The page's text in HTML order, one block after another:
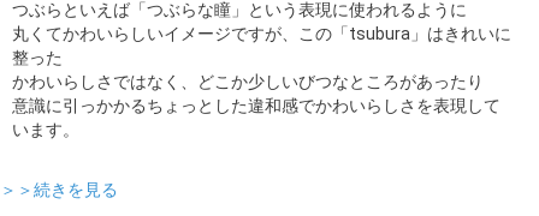
つぶらといえば「つぶらな瞳」という表現に使われるように
丸くてかわいらしいイメージですが、この「tsubura」はきれいに
整った
かわいらしさではなく、どこか少しいびつなところがあったり
意識に引っかかるちょっとした違和感でかわいらしさを表現して
います。
＞＞続きを見る